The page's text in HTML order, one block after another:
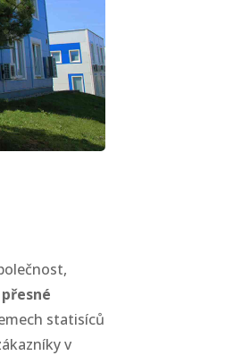
přesné
statisíců
v